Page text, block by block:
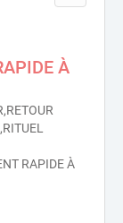
À
RAPIDE À